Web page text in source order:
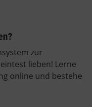
zur
lieben! Lerne
online und bestehe